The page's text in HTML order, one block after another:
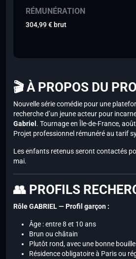
RÉMUNÉRATION
304,99 € brut
🎬 À PROPOS DU
Nouvelle série comédie pour une
recherche d’un jeune acteur pour
Gabriel . Tournage en Île-de-France,
Projet professionnel rémunéré au tarif
Les enfants retenus seront contactés
mai.
👥 PROFILS
Rôle GABRIEL — Profil garçon :
Âge : entre 8 et 10 ans
Brun ou châtain
Plutôt rond, avec une bonne bouille
Résidence obligatoire à Paris ou